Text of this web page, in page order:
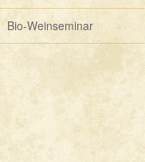
Bio-Weinseminar